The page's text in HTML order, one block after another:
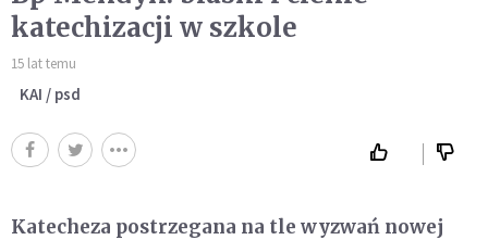
katechizacji w szkole
15 lat temu
KAI / psd
Katecheza postrzegana na tle wyzwań nowej